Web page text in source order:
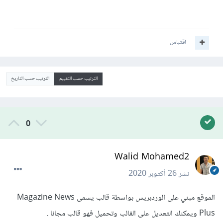
اقتباس
الترتيب حسب التقييم الترتيب حسب التاريخ
0
Walid Mohamed2
نشر26 أكتوبر 2020
الموقع مبني على الوردبريس بواسطة قالب يسمى Magazine News
Plus ويمكنك التعديل على القالب وتحميل فهو قالب مجانا .